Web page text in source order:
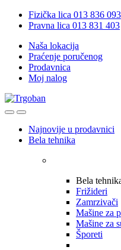
Skip
Skip
Fizička lica 013 836 093
Pravna lica 013 831 403
Naša lokacija
Praćenje poručenog
Prodavnica
Moj nalog
OpenClose
Najnovije u prodavnici
Bela tehnika
Bela
Frižideri
Zamrzivači
Mašine za
Mašine za
Šporeti